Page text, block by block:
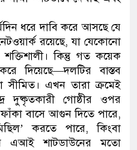
ধরে দাবি করে আসছে যে
রয়েছে, যা যেকোনো
কিন্তু গত কয়েক
দিয়েছে—দলটির বাস্তব
এখন তারা ক্রমেই
দুষ্কৃতকারী গোষ্ঠীর ওপর
বাসে আগুন দিতে পারে,
করতে পারে, কিংবা
এআই শাটডাউনের মতো